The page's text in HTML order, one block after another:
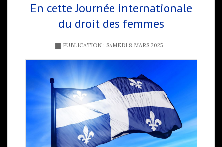
En cette Journée internationale
du droit des femmes
PUBLICATION : SAMEDI 8 MARS 2025